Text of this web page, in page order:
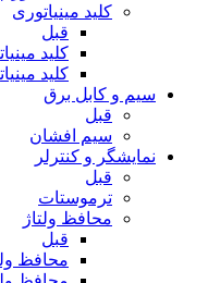
کلید مینیاتوری
قبل
کلید
کلید
سیم و کابل برق
قبل
سیم افشان
نمایشگر و کنترلر
قبل
ترموستات
محافظ ولتاژ
قبل
محافظ